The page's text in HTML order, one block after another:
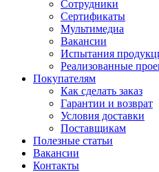
Сотрудники
Сертификаты
Мультимедиа
Вакансии
Испытания
Реализованные
Покупателям
Как сделать заказ
Гарантии и возврат
Условия доставки
Поставщикам
Полезные статьи
Вакансии
Контакты